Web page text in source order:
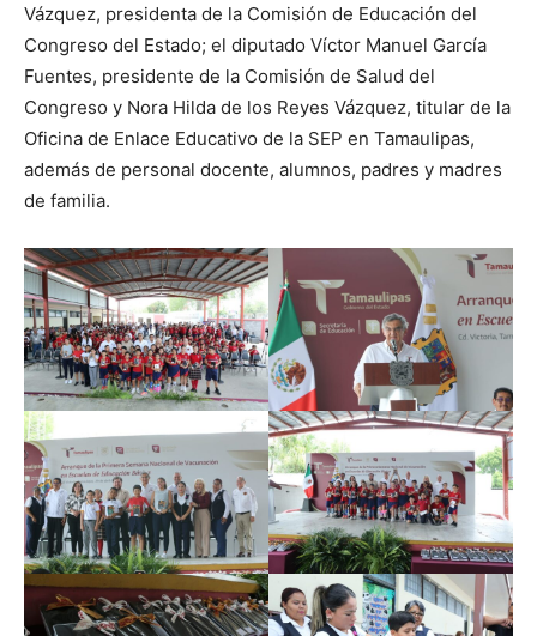
Vázquez, presidenta de la Comisión de Educación del
Congreso del Estado; el diputado Víctor Manuel García
Fuentes, presidente de la Comisión de Salud del
Congreso y Nora Hilda de los Reyes Vázquez, titular de la
Oficina de Enlace Educativo de la SEP en Tamaulipas,
además de personal docente, alumnos, padres y madres
de familia.